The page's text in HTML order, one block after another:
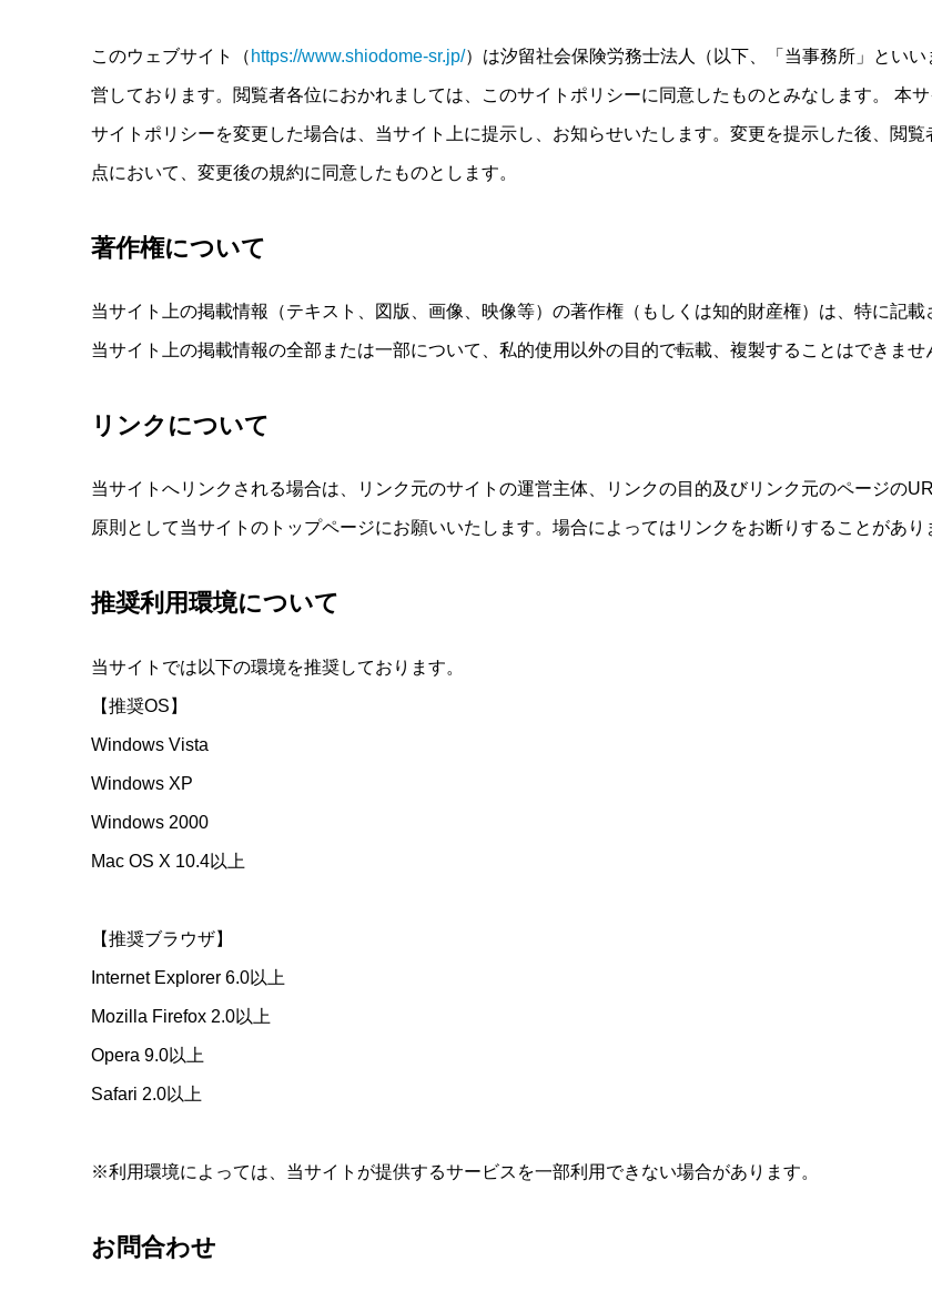
このウェブサイト（ https://www.shiodome-sr.jp/）は汐留社会保険労務士法人（以下、「当事務所」とい
営しております。閲覧者各位におかれましては、このサイトポリシーに同意したものとみなします。 本
サイトポリシーを変更した場合は、当サイト上に提示し、お知らせいたします。変更を提示した後、閲
点において、変更後の規約に同意したものとします。
著作権について
当サイト上の掲載情報（テキスト、図版、画像、映像等）の著作権（もしくは知的財産権）は、特に記
当サイト上の掲載情報の全部または一部について、私的使用以外の目的で転載、複製することはできませ
リンクについて
当サイトへリンクされる場合は、リンク元のサイトの運営主体、リンクの目的及びリンク元のページの
原則として当サイトのトップページにお願いいたします。場合によってはリンクをお断りすることがあり
推奨利用環境について
当サイトでは以下の環境を推奨しております。
【推奨OS】
Windows Vista
Windows XP
Windows 2000
Mac OS X 10.4以上
【推奨ブラウザ】
Internet Explorer 6.0以上
Mozilla Firefox 2.0以上
Opera 9.0以上
Safari 2.0以上
※利用環境によっては、当サイトが提供するサービスを一部利用できない場合があります。
お問合わせ